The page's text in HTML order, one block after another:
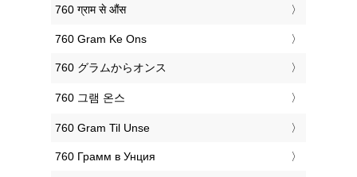
‎760 ग्राम से औंस
‎760 Gram Ke Ons
‎760 グラムからオンス
‎760 그램 온스
‎760 Gram Til Unse
‎760 Грамм в Унция